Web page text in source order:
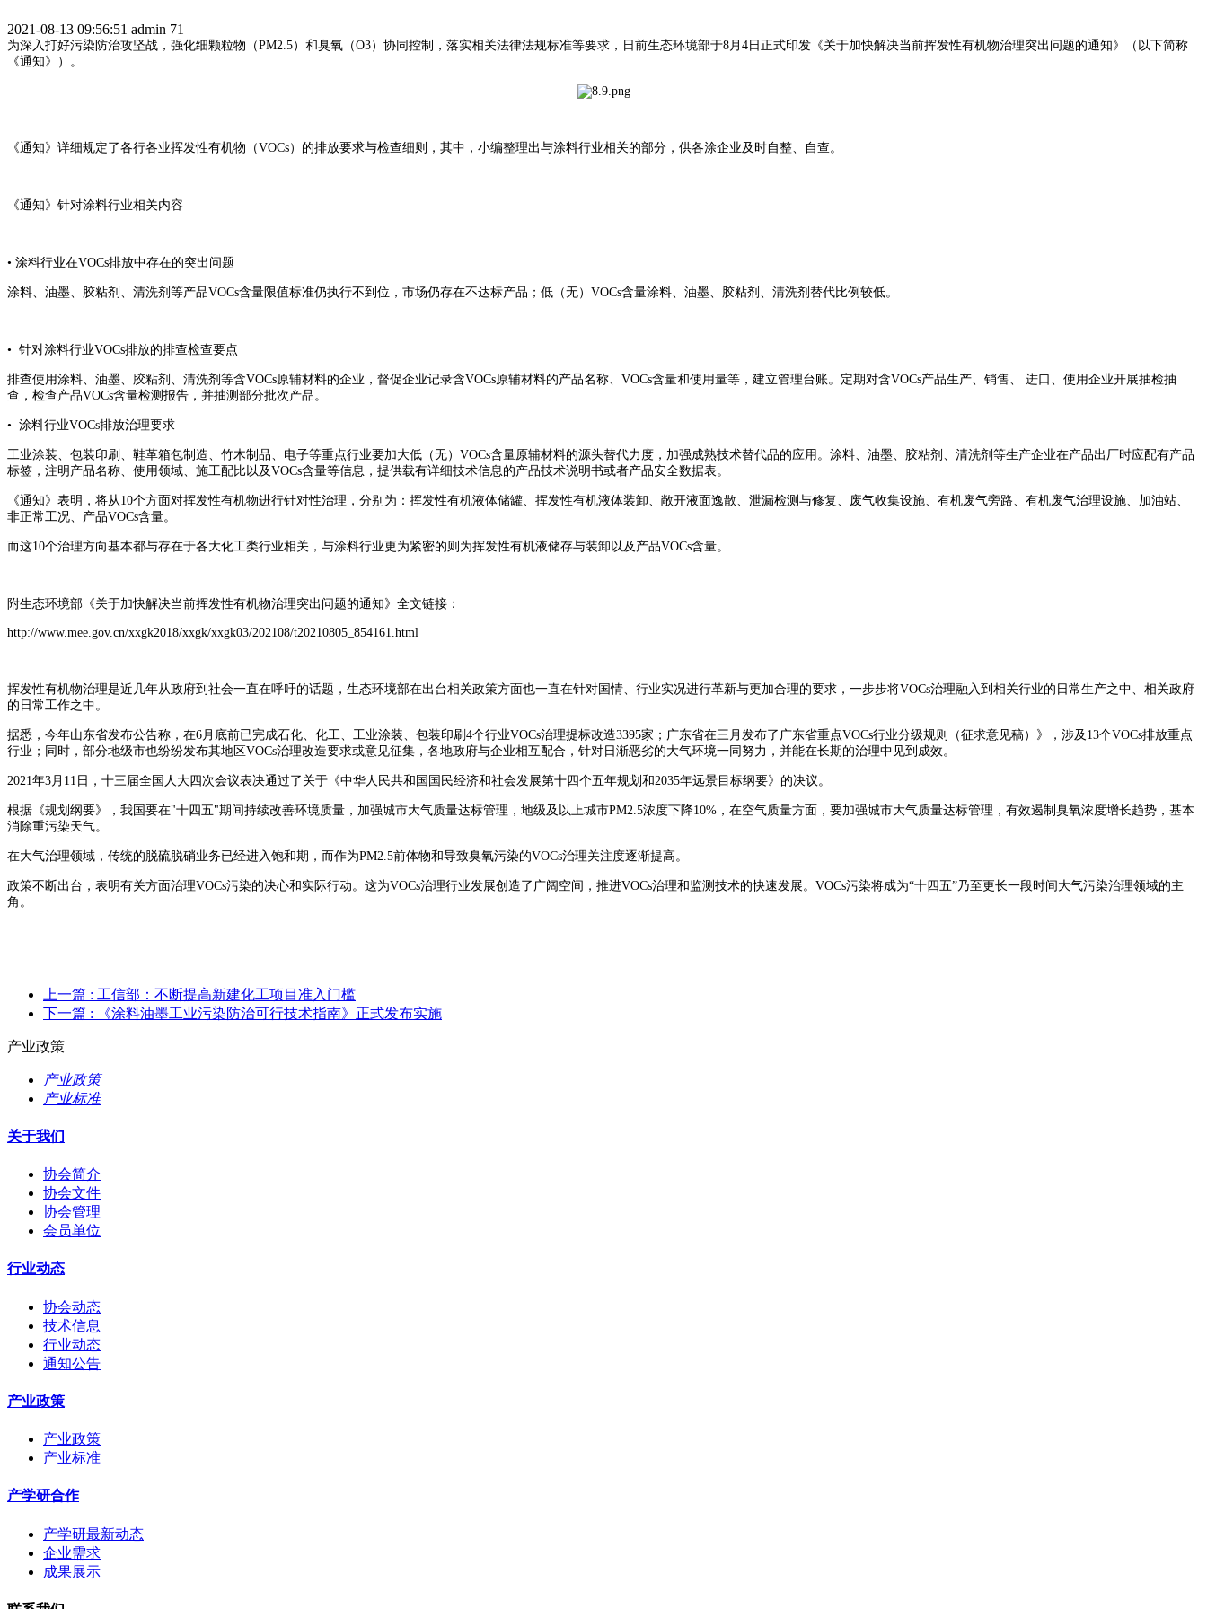
2021-08-13 09:56:51 admin 71
为深入打好污染防治攻坚战，强化细颗粒物（PM2.5）和臭氧（O3）协同控制，落实相关法律法规标准等要求，日前生态环境部于8月4日正式印发《关于加快解决当前挥发性有机物治理突出问题的通知》（以下简称
《通知》）。
《通知》详细规定了各行各业挥发性有机物（VOCs）的排放要求与检查细则，其中，小编整理出与涂料行业相关的部分，供各涂企业及时自整、自查。
《通知》针对涂料行业相关内容
• 涂料行业在VOCs排放中存在的突出问题
涂料、油墨、胶粘剂、清洗剂等产品VOCs含量限值标准仍执行不到位，市场仍存在不达标产品；低（无）VOCs含量涂料、油墨、胶粘剂、清洗剂替代比例较低。
• 针对涂料行业VOCs排放的排查检查要点
排查使用涂料、油墨、胶粘剂、清洗剂等含VOCs原辅材料的企业，督促企业记录含VOCs原辅材料的产品名称、VOCs含量和使用量等，建立管理台账。定期对含VOCs产品生产、销售、 进口、使用企业开展抽检抽
查，检查产品VOCs含量检测报告，并抽测部分批次产品。
• 涂料行业VOCs排放治理要求
工业涂装、包装印刷、鞋革箱包制造、竹木制品、电子等重点行业要加大低（无）VOCs含量原辅材料的源头替代力度，加强成熟技术替代品的应用。涂料、油墨、胶粘剂、清洗剂等生产企业在产品出厂时应配有产品
标签，注明产品名称、使用领域、施工配比以及VOCs含量等信息，提供载有详细技术信息的产品技术说明书或者产品安全数据表。
《通知》表明，将从10个方面对挥发性有机物进行针对性治理，分别为：挥发性有机液体储罐、挥发性有机液体装卸、敞开液面逸散、泄漏检测与修复、废气收集设施、有机废气旁路、有机废气治理设施、加油站、
非正常工况、产品VOCs含量。
而这10个治理方向基本都与存在于各大化工类行业相关，与涂料行业更为紧密的则为挥发性有机液储存与装卸以及产品VOCs含量。
附生态环境部《关于加快解决当前挥发性有机物治理突出问题的通知》全文链接：
http://www.mee.gov.cn/xxgk2018/xxgk/xxgk03/202108/t20210805_854161.html
挥发性有机物治理是近几年从政府到社会一直在呼吁的话题，生态环境部在出台相关政策方面也一直在针对国情、行业实况进行革新与更加合理的要求，一步步将VOCs治理融入到相关行业的日常生产之中、相关政府
的日常工作之中。
据悉，今年山东省发布公告称，在6月底前已完成石化、化工、工业涂装、包装印刷4个行业VOCs治理提标改造3395家；广东省在三月发布了广东省重点VOCs行业分级规则（征求意见稿）》，涉及13个VOCs排放重点
行业；同时，部分地级市也纷纷发布其地区VOCs治理改造要求或意见征集，各地政府与企业相互配合，针对日渐恶劣的大气环境一同努力，并能在长期的治理中见到成效。
2021年3月11日，十三届全国人大四次会议表决通过了关于《中华人民共和国国民经济和社会发展第十四个五年规划和2035年远景目标纲要》的决议。
根据《规划纲要》，我国要在"十四五"期间持续改善环境质量，加强城市大气质量达标管理，地级及以上城市PM2.5浓度下降10%，在空气质量方面，要加强城市大气质量达标管理，有效遏制臭氧浓度增长趋势，基本
消除重污染天气。
在大气治理领域，传统的脱硫脱硝业务已经进入饱和期，而作为PM2.5前体物和导致臭氧污染的VOCs治理关注度逐渐提高。
政策不断出台，表明有关方面治理VOCs污染的决心和实际行动。这为VOCs治理行业发展创造了广阔空间，推进VOCs治理和监测技术的快速发展。VOCs污染将成为“十四五”乃至更长一段时间大气污染治理领域的主
角。
上一篇 : 工信部：不断提高新建化工项目准入门槛
下一篇 : 《涂料油墨工业污染防治可行技术指南》正式发布实施
产业政策
产业政策
产业标准
关于我们
协会简介
协会文件
协会管理
会员单位
行业动态
协会动态
技术信息
行业动态
通知公告
产业政策
产业政策
产业标准
产学研合作
产学研最新动态
企业需求
成果展示